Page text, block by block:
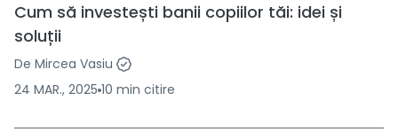
Cum să investești banii copiilor tăi: idei și
soluții
De Mircea Vasiu
24 MAR., 2025 10 min citire